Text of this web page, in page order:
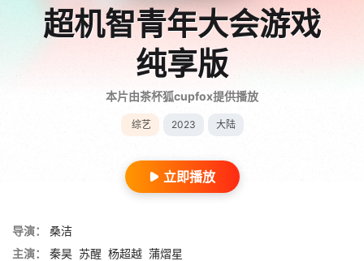
超机智青年大会游戏
纯享版
本片由茶杯狐cupfox提供播放
综艺 2023 大陆
立即播放
导演：
桑洁
主演：
秦昊 苏醒 杨超越 蒲熠星